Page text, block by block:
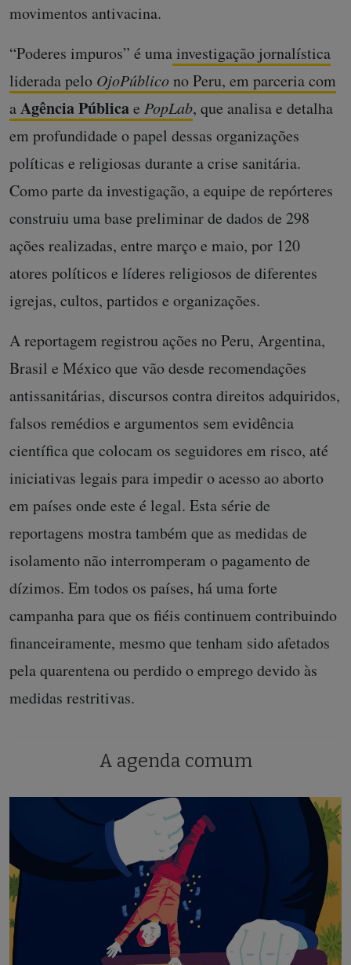
movimentos antivacina.
“Poderes impuros” é umainvestigação jornalística
liderada pelo OjoPúblicono Peru, em parceria com
aAgência Públicae PopLab, que analisa e detalha
em profundidade o papel dessas organizações
políticas e religiosas durante a crise sanitária.
Como parte da investigação, a equipe de repórteres
construiu uma base preliminar de dados de 298
ações realizadas, entre março e maio, por 120
atores políticos e líderes religiosos de diferentes
igrejas, cultos, partidos e organizações.
A reportagem registrou ações no Peru, Argentina,
Brasil e México que vão desde recomendações
antissanitárias, discursos contra direitos adquiridos,
falsos remédios e argumentos sem evidência
científica que colocam os seguidores em risco, até
iniciativas legais para impedir o acesso ao aborto
em países onde este é legal. Esta série de
reportagens mostra também que as medidas de
isolamento não interromperam o pagamento de
dízimos. Em todos os países, há uma forte
campanha para que os fiéis continuem contribuindo
financeiramente, mesmo que tenham sido afetados
pela quarentena ou perdido o emprego devido às
medidas restritivas.
A agenda comum